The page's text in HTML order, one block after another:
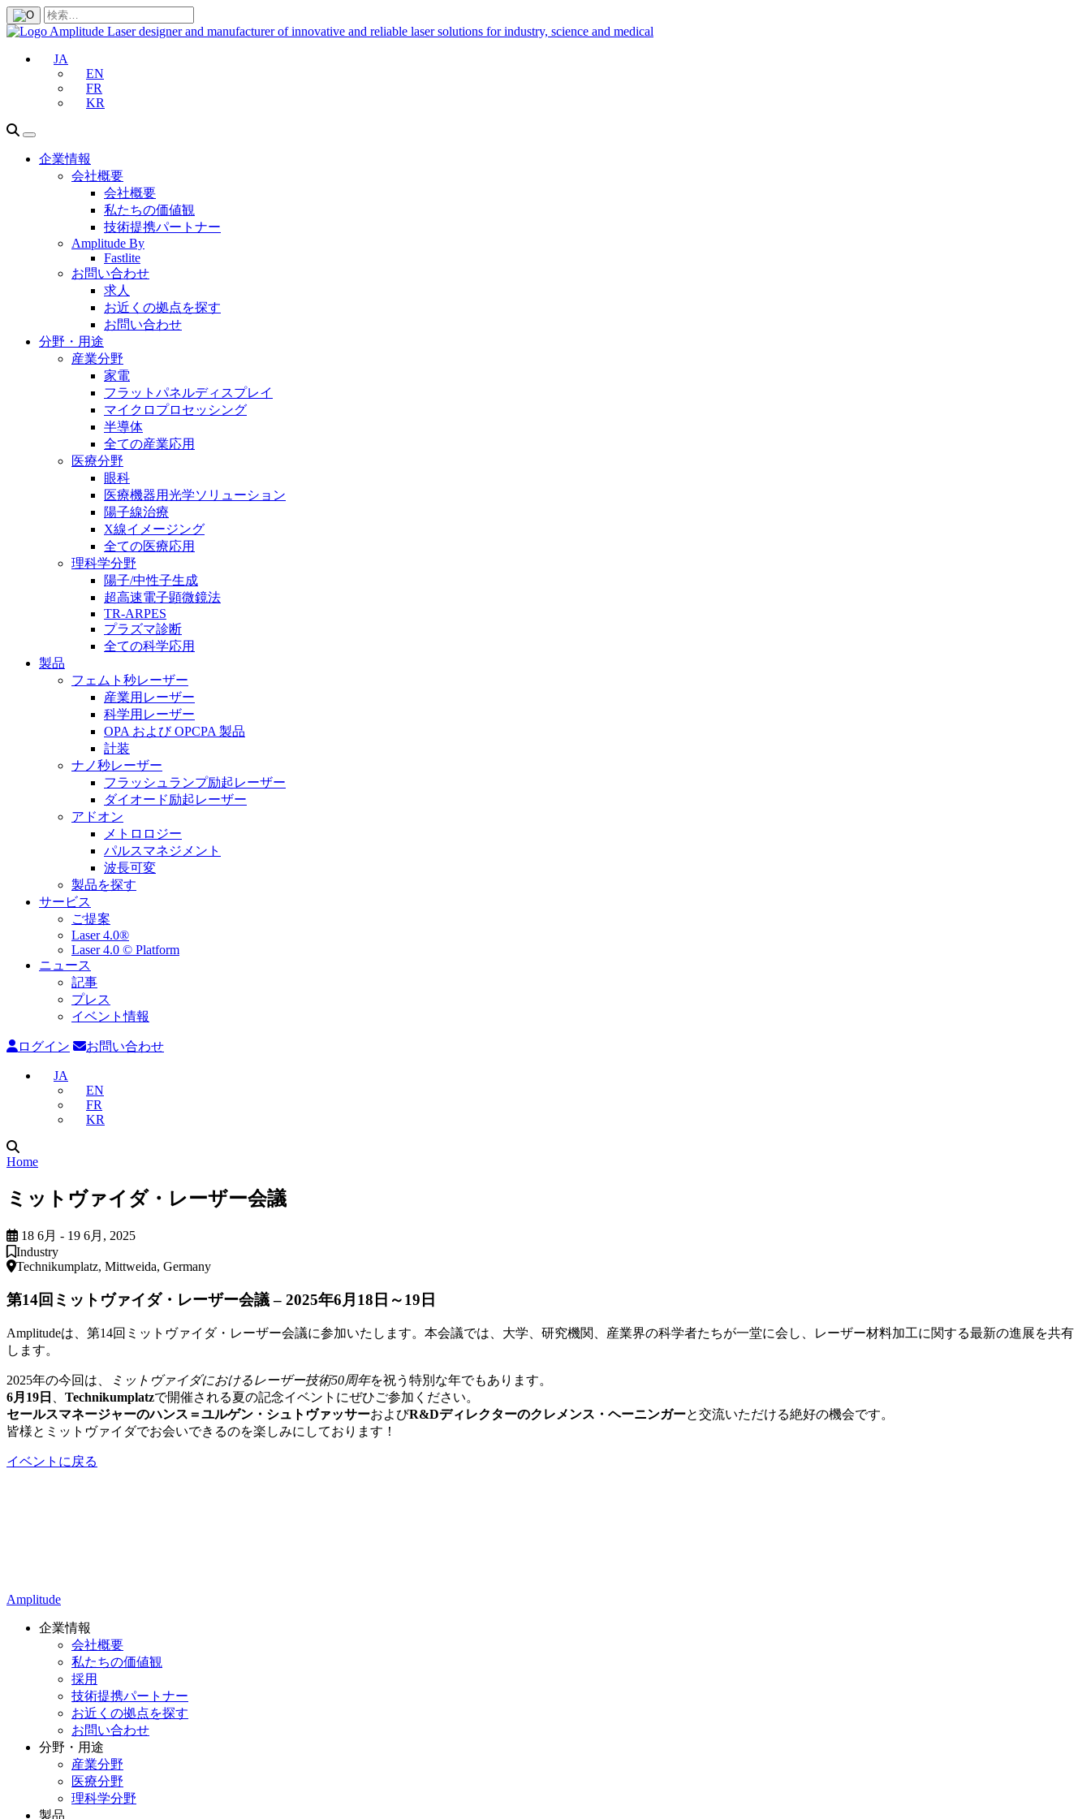
JA
EN
FR
KR
企業情報
会社概要
会社概要
私たちの価値観
技術提携パートナー
Amplitude By
Fastlite
お問い合わせ
求人
お近くの拠点を探す
お問い合わせ
分野・用途
産業分野
家電
フラットパネルディスプレイ
マイクロプロセッシング
半導体
全ての産業応用
医療分野
眼科
医療機器用光学ソリューション
陽子線治療
X線イメージング
全ての医療応用
理科学分野
陽子/中性子生成
超高速電子顕微鏡法
TR-ARPES
プラズマ診断
全ての科学応用
製品
フェムト秒レーザー
産業用レーザー
科学用レーザー
OPA および OPCPA 製品
計装
ナノ秒レーザー
フラッシュランプ励起レーザー
ダイオード励起レーザー
アドオン
メトロロジー
パルスマネジメント
波長可変
製品を探す
サービス
ご提案
Laser 4.0®
Laser 4.0 © Platform
ニュース
記事
プレス
イベント情報
ログイン お問い合わせ
JA
EN
FR
KR
Home
ミットヴァイダ・レーザー会議
18 6月 - 19 6月, 2025
Industry
Technikumplatz, Mittweida, Germany
第14回ミットヴァイダ・レーザー会議 – 2025年6月18日～19日
Amplitudeは、第14回ミットヴァイダ・レーザー会議に参加いたします。本会議では、大学、研究機関、産業界の科学者たちが一堂に会し、レーザー材料加工に関する最新の進展を共有
します。
2025年の今回は、 ミットヴァイダにおけるレーザー技術50周年を祝う特別な年でもあります。
6月19日
Technikumplatzで開催される夏の記念イベントにぜひご参加ください。
セールスマネージャーのハンス＝ユルゲン・シュトヴァッサーおよびR&Dディレクターのクレメンス・ヘーニンガーと交流いただける絶好の機会です。
皆様とミットヴァイダでお会いできるのを楽しみにしております！
イベントに戻る
Amplitude
企業情報
会社概要
私たちの価値観
採用
技術提携パートナー
お近くの拠点を探す
お問い合わせ
分野・用途
産業分野
医療分野
理科学分野
製品